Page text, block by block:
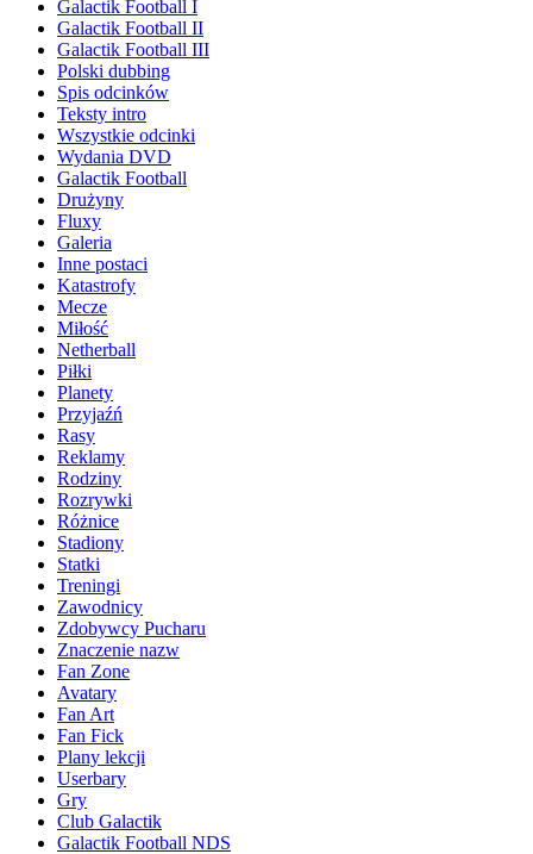
Galactik Football I
Galactik Football II
Galactik Football III
Polski dubbing
Spis odcinków
Teksty intro
Wszystkie odcinki
Wydania DVD
Galactik Football
Drużyny
Fluxy
Galeria
Inne postaci
Katastrofy
Mecze
Miłość
Netherball
Piłki
Planety
Przyjaźń
Rasy
Reklamy
Rodziny
Rozrywki
Różnice
Stadiony
Statki
Treningi
Zawodnicy
Zdobywcy Pucharu
Znaczenie nazw
Fan Zone
Avatary
Fan Art
Fan Fick
Plany lekcji
Userbary
Gry
Club Galactik
Galactik Football NDS